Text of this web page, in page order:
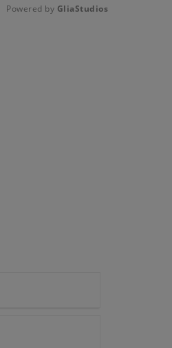
Powered by GliaStudios